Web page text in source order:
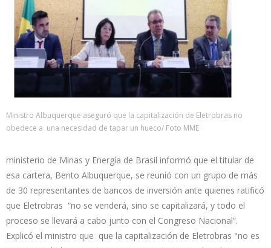
Ministro Albuquerque aseguró que la capitalización de Eletrobras no
obedece a una necesidad de tapar un hueco/ Foto MME
ministerio de Minas y Energía de Brasil informó que el titular de
esa cartera, Bento Albuquerque, se reunió con un grupo de más
de 30 representantes de bancos de inversión ante quienes ratificó
que Eletrobras “no se venderá, sino se capitalizará, y todo el
proceso se llevará a cabo junto con el Congreso Nacional”.
Explicó el ministro que que la capitalización de Eletrobras "no es